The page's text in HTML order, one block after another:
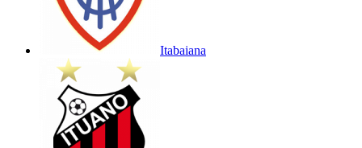
Itabaiana